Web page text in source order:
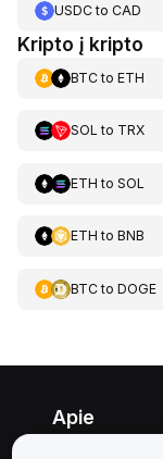
USDCto CAD
Kripto į kripto
BTCto ETH
SOL to TRX
ETH to SOL
ETH to BNB
BTCto DOGE
Apie